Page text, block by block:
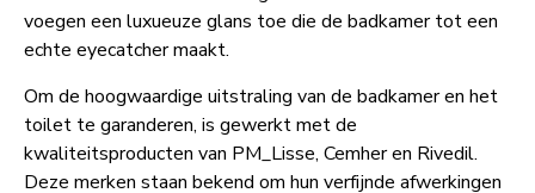
voegen een luxueuze glans toe die de badkamer tot een
echte eyecatcher maakt.
Om de hoogwaardige uitstraling van de badkamer en het
toilet te garanderen, is gewerkt met de
kwaliteitsproducten van PM_Lisse, Cemher en Rivedil.
Deze merken staan bekend om hun verfijnde afwerkingen